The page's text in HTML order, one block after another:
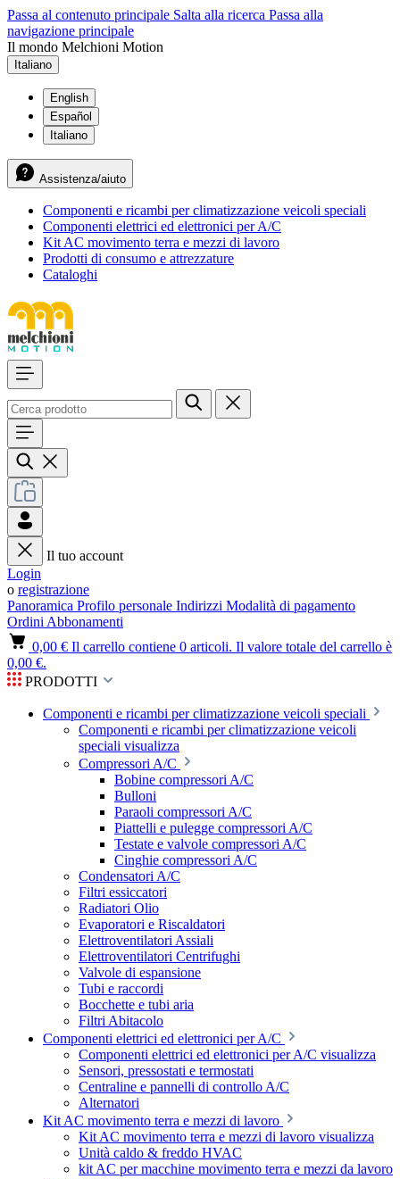
Passa al contenuto principale Salta alla ricerca Passa alla
navigazione principale
Il mondo Melchioni Motion
Italiano
English
Español
Italiano
Assistenza/aiuto
Componenti e ricambi per climatizzazione veicoli speciali
Componenti elettrici ed elettronici per A/C
Kit AC movimento terra e mezzi di lavoro
Prodotti di consumo e attrezzature
Cataloghi
Il tuo account
Login
o registrazione
Panoramica Profilo personale Indirizzi Modalità di pagamento
Ordini Abbonamenti
0,00 € Il carrello contiene 0 articoli. Il valore totale del carrello è
0,00 €.
PRODOTTI
Componenti e ricambi per climatizzazione veicoli speciali
Componenti e ricambi per climatizzazione veicoli
speciali visualizza
Compressori A/C
Bobine compressori A/C
Bulloni
Paraoli compressori A/C
Piattelli e pulegge compressori A/C
Testate e valvole compressori A/C
Cinghie compressori A/C
Condensatori A/C
Filtri essiccatori
Radiatori Olio
Evaporatori e Riscaldatori
Elettroventilatori Assiali
Elettroventilatori Centrifughi
Valvole di espansione
Tubi e raccordi
Bocchette e tubi aria
Filtri Abitacolo
Componenti elettrici ed elettronici per A/C
Componenti elettrici ed elettronici per A/C visualizza
Sensori, pressostati e termostati
Centraline e pannelli di controllo A/C
Alternatori
Kit AC movimento terra e mezzi di lavoro
Kit AC movimento terra e mezzi di lavoro visualizza
Unità caldo & freddo HVAC
kit AC per macchine movimento terra e mezzi da lavoro